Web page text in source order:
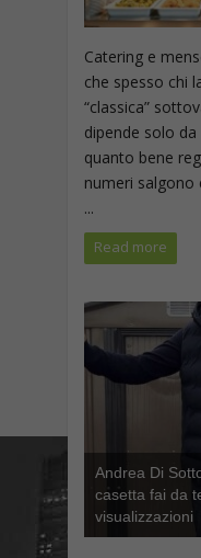
Catering e
che spesso chi
“classica”
dipende solo
quanto bene
numeri salgono
...
Read more
Andrea Di
casetta fai da
visualizzazioni